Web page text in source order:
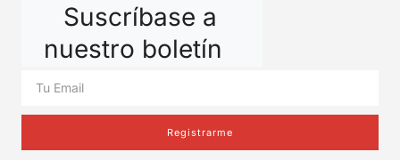
Suscríbase a
nuestro boletín
Registrarme